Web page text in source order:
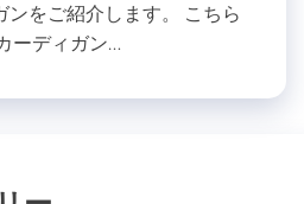
ンをご紹介します。 こちら
ーディガン…